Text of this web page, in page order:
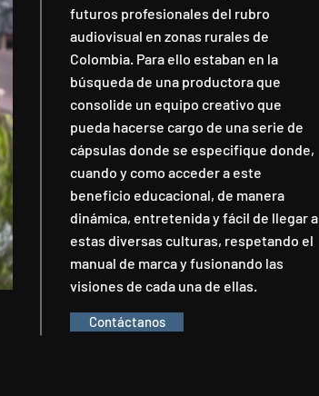
futuros profesionales del rubro
audiovisual en zonas rurales de
Colombia. Para ello estaban en la
búsqueda de una productora que
consolide un equipo creativo que
pueda hacerse cargo de una serie de
cápsulas donde se especifique donde,
cuando y como acceder a este
beneficio educacional, de manera
dinámica, entretenida y fácil de llegar a
estas diversas culturas, respetando el
manual de marca y fusionando las
visiones de cada una de ellas.
Contáctanos